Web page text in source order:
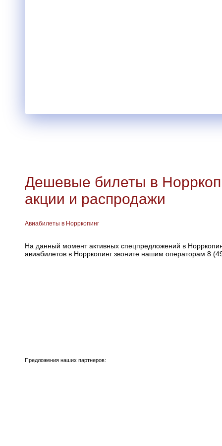
Дешевые билеты в
акции и распродажи
Авиабилеты в Норркопинг
На данный момент активных спецпредложений в
авиабилетов в Норркопинг звоните нашим операторам 8
Предложения наших партнеров: